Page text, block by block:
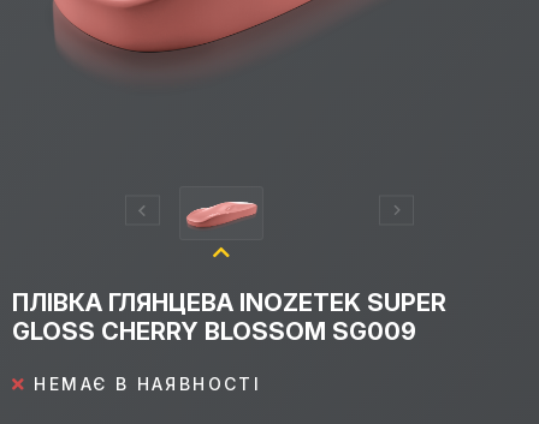
ПЛІВКА ГЛЯНЦЕВА INOZETEK SUPER
GLOSS CHERRY BLOSSOM SG009
НЕМАЄ В НАЯВНОСТІ